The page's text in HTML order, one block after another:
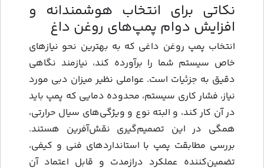
نکاتی برای انتخاب هوشمندانه و
افزایش دوام پمپ‌های روغن داغ
انتخاب پمپ روغن داغی که به بهترین نحو نیازهای
خاص سیستم شما را برآورده کند، نیازمند نگاهی
دقیق به جزئیات است. عواملی نظیر میزان دبی مورد
نیاز، فشار کاری سیستم، محدوده دمایی که پمپ باید
در آن کار کند، و البته نوع و ویژگی‌های سیال حرارتی،
همگی در این تصمیم‌گیری نقش‌آفرین هستند.
بررسی مطابقت پمپ با استانداردهای فنی و کیفی،
تضمین‌کننده عملکرد درازمدت و قابل اعتماد آن